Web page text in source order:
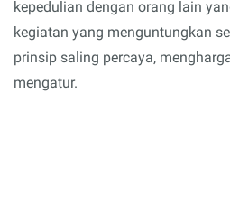
kepedulian dengan orang lain
kegiatan yang menguntungkan
prinsip saling percaya,
mengatur.